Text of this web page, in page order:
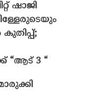
ഷാജി
കുതിപ്പ്;
“ആട് 3 “